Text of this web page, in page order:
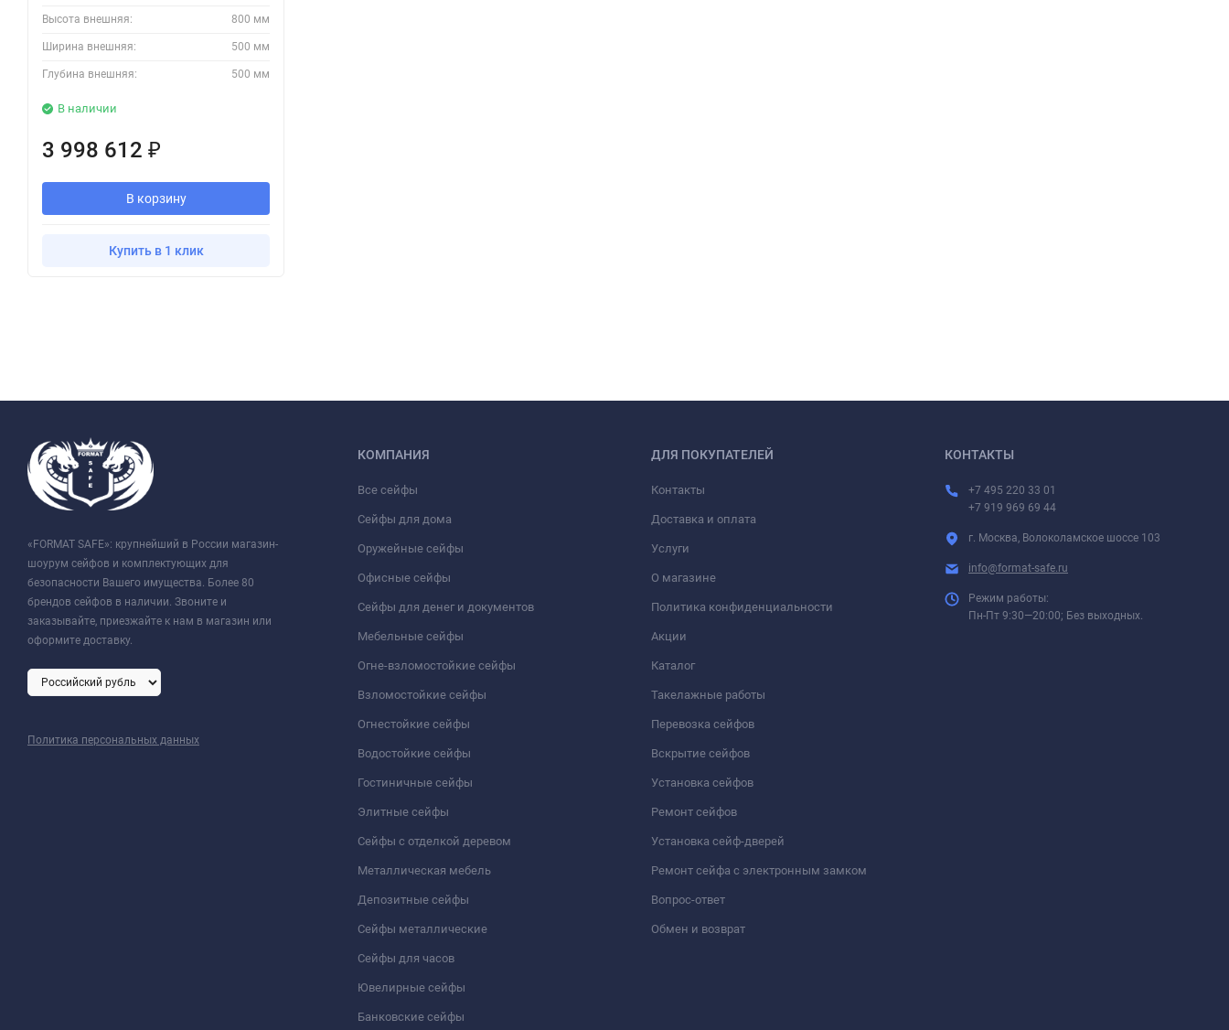
Высота внешняя: 800 мм
Ширина внешняя: 500 мм
Глубина внешняя: 500 мм
В наличии
3 998 612 ₽
В корзину
Купить в 1 клик
«FORMAT SAFE»: крупнейший в России магазин-
шоурум сейфов и комплектующих для
безопасности Вашего имущества. Более 80
брендов сейфов в наличии. Звоните и
заказывайте, приезжайте к нам в магазин или
оформите доставку.
Политика персональных данных
КОМПАНИЯ
Все сейфы
Сейфы для дома
Оружейные сейфы
Офисные сейфы
Сейфы для денег и документов
Мебельные сейфы
Огне-взломостойкие сейфы
Взломостойкие сейфы
Огнестойкие сейфы
Водостойкие сейфы
Гостиничные сейфы
Элитные сейфы
Сейфы с отделкой деревом
Металлическая мебель
Депозитные сейфы
Сейфы металлические
Сейфы для часов
Ювелирные сейфы
Банковские сейфы
ДЛЯ ПОКУПАТЕЛЕЙ
Контакты
Доставка и оплата
Услуги
О магазине
Политика конфиденциальности
Акции
Каталог
Такелажные работы
Перевозка сейфов
Вскрытие сейфов
Установка сейфов
Ремонт сейфов
Установка сейф-дверей
Ремонт сейфа с электронным замком
Вопрос-ответ
Обмен и возврат
КОНТАКТЫ
+7 495 220 33 01
+7 919 969 69 44
г. Москва, Волоколамское шоссе 103
info@format-safe.ru
Режим работы:
Пн-Пт 9:30—20:00; Без выходных.